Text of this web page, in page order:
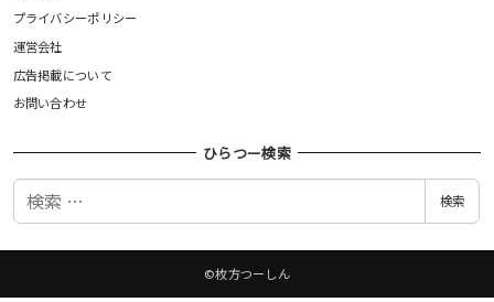
プライバシーポリシー
運営会社
広告掲載について
お問い合わせ
ひらつー検索
検
検索
©枚方つーしん